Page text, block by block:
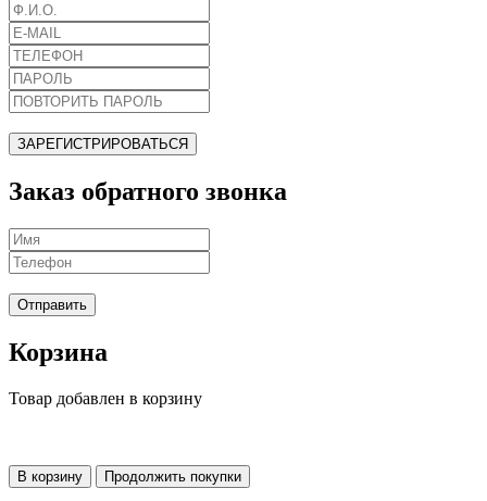
ЗАРЕГИСТРИРОВАТЬСЯ
Заказ обратного звонка
Отправить
Корзина
Товар добавлен в корзину
В корзину Продолжить покупки